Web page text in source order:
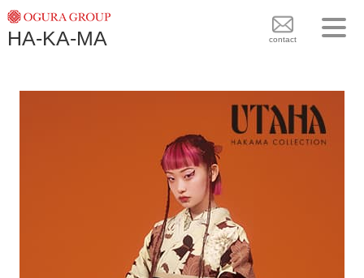
BLOG
SHOPS
CONTACT
HA-KA-MA contact
袴 COLLECTION
PLAN
BLOG
SHOPS